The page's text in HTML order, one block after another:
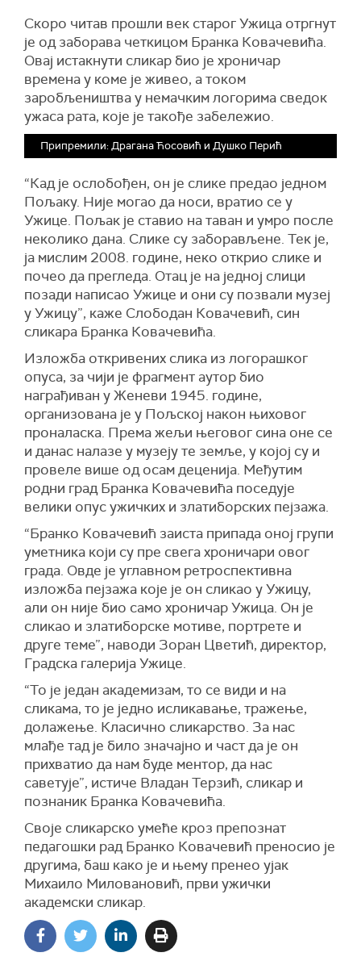
Скоро читав прошли век старог Ужица отргнут
је од заборава четкицом Бранка Ковачевића.
Овај истакнути сликар био је хроничар
времена у коме је живео, а током
заробљеништва у немачким логорима сведок
ужаса рата, које је такође забележио.
Припремили: Драгана Ћосовић и Душко Перић
“Кад је ослобођен, он је слике предао једном
Пољаку. Није могао да носи, вратио се у
Ужице. Пољак је ставио на таван и умро после
неколико дана. Слике су заборављене. Тек је,
ја мислим 2008. године, неко открио слике и
почео да прегледа. Отац је на једној слици
позади написао Ужице и они су позвали музеј
у Ужицу”, каже Слободан Ковачевић, син
сликара Бранка Ковачевића.
Изложба откривених слика из логорашког
опуса, за чији је фрагмент аутор био
награђиван у Женеви 1945. године,
организована је у Пољској након њиховог
проналаска. Према жељи његовог сина оне се
и данас налазе у музеју те земље, у којој су и
провеле више од осам деценија. Међутим
родни град Бранка Ковачевића поседује
велики опус ужичких и златиборских пејзажа.
“Бранко Ковачевић заиста припада оној групи
уметника који су пре свега хроничари овог
града. Овде је углавном ретроспективна
изложба пејзажа које је он сликао у Ужицу,
али он није био само хроничар Ужица. Он је
сликао и златиборске мотиве, портрете и
друге теме”, наводи Зоран Цветић, директор,
Градска галерија Ужице.
“То је један академизам, то се види и на
сликама, то је једно исликавање, тражење,
долажење. Класично сликарство. За нас
млађе тад је било значајно и част да је он
прихватио да нам буде ментор, да нас
саветује”, истиче Владан Терзић, сликар и
познаник Бранка Ковачевића.
Своје сликарско умеће кроз препознат
педагошки рад Бранко Ковачевић преносио је
другима, баш како је и њему пренео ујак
Михаило Миловановић, први ужички
академски сликар.